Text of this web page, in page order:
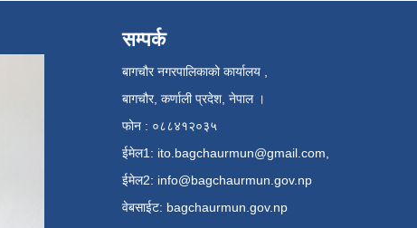
सम्पर्क
बागचौर नगरपालिकाको कार्यालय ,
बागचौर, कर्णाली प्रदेश, नेपाल ।
फोन : ०८८४१२०३५
ईमेल1: ito.bagchaurmun@gmail.com
ईमेल2: info@bagchaurmun.gov.np
वे‍बसाईट: bagchaurmun.gov.np